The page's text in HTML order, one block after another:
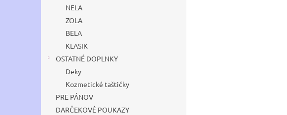
NELA
ZOLA
BELA
KLASIK
OSTATNÉ DOPLNKY
Deky
Kozmetické taštičky
PRE PÁNOV
DARČEKOVÉ POUKAZY